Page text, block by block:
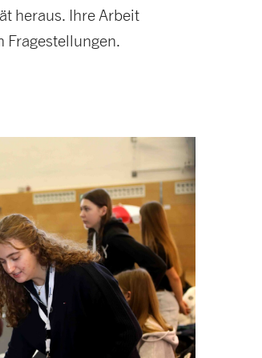
heraus. Ihre Arbeit
Fragestellungen.